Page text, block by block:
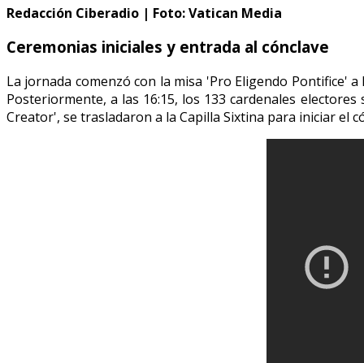
Redacción Ciberadio | Foto: Vatican Media
Ceremonias iniciales y entrada al cónclave
La jornada comenzó con la misa 'Pro Eligendo Pontifice'
Posteriormente, a las 16:15, los 133 cardenales
Creator', se trasladaron a la Capilla Sixtina para iniciar el